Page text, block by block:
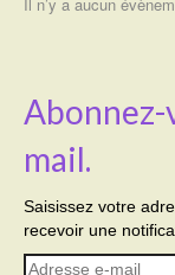
Abonnez-
mail.
Saisissez votre
recevoir une
Adresse